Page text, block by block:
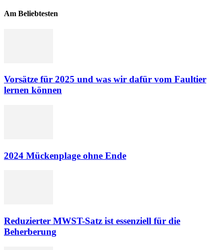
Am Beliebtesten
Vorsätze für 2025 und was wir dafür vom Faultier
lernen können
2024 Mückenplage ohne Ende
Reduzierter MWST-Satz ist essenziell für die
Beherberung